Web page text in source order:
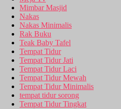
Mimbar Masjid
Nakas
Nakas Minimalis
Rak Buku
Teak Baby Tafel
Tempat Tidur
Tempat Tidur Jati
Tempat Tidur Laci
Tempat Tidur Mewah
Tempat Tidur Minimalis
tempat tidur sorong
Tempat Tidur Tingkat